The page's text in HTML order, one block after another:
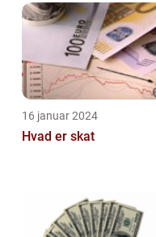
denne vigtige praksis...
16 januar 2024
Hvad er skat